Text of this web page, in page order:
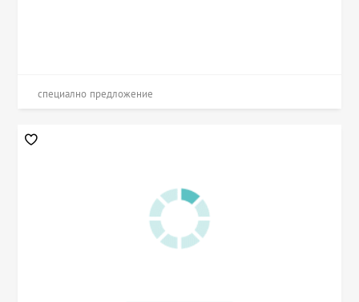
специално предложение